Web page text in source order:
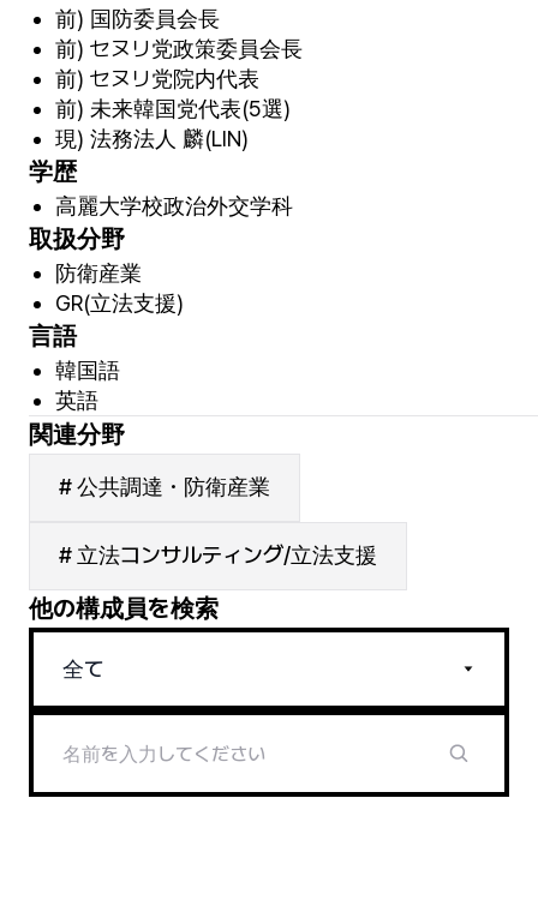
前) 国防委員会長
前) セヌリ党政策委員会長
前) セヌリ党院内代表
前) 未来韓国党代表(5選)
現) 法務法人 麟(LIN)
学歴
高麗大学校政治外交学科
取扱分野
防衛産業
GR(立法支援)
言語
韓国語
英語
関連分野
# 公共調達・防衛産業
# 立法コンサルティング/立法支援
他の構成員を検索
全て